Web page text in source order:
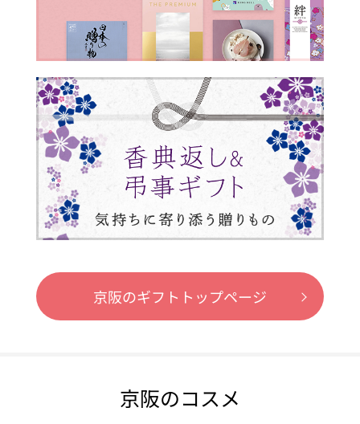
京阪のギフトトップページ
京阪のコスメ